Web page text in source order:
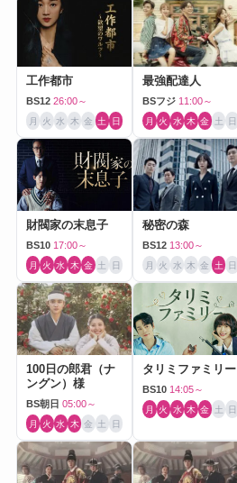
工作都市
BS12 26:00～
月 火 水 木 金 土 日
最強配達人
BSフジ 11:00～
月 火 水 木 金 土 日
財閥家の末息子
BS10 17:00～
月 火 水 木 金 土 日
秘密の森
BS12 13:00～
月 火 水 木 金 土 日
100日の郎君（ナ
ングン）様
BS朝日 05:00～
月 火 水 木 金 土 日
タリミファミリー
BS10 14:05～
月 火 水 木 金 土 日